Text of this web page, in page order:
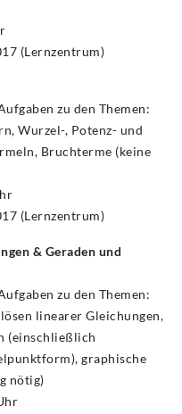
(Lernzentrum)
zu den Themen:
Wurzel-, Potenz- und
Bruchterme (keine
(Lernzentrum)
& Geraden und
zu den Themen:
linearer Gleichungen,
(einschließlich
graphische
nötig)